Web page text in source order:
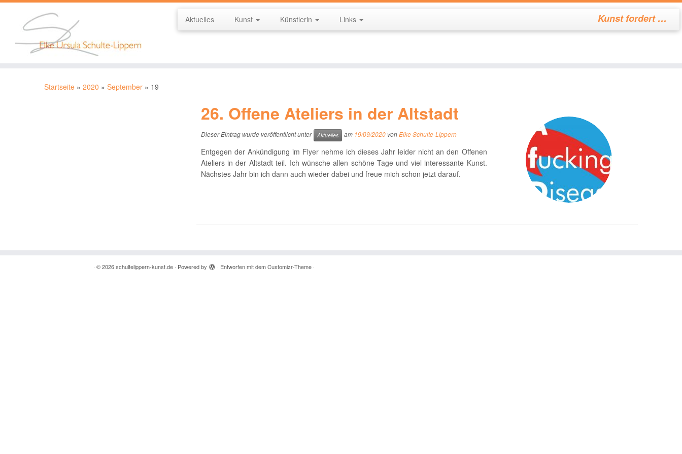
Kunst fordert …
Aktuelles Kunst Künstlerin Links
Startseite » 2020 » September » 19
26. Offene Ateliers in der Altstadt
Dieser Eintrag wurde veröffentlicht unter Aktuelles am 19/09/2020 vonElke Schulte-Lippern
Entgegen der Ankündigung im Flyer nehme ich dieses Jahr leider nicht an den Offenen
Ateliers in der Altstadt teil. Ich wünsche allen schöne Tage und viel interessante Kunst.
Nächstes Jahr bin ich dann auch wieder dabei und freue mich schon jetzt darauf.
· © 2026schultelippern-kunst.de · Powered by · Entworfen mit demCustomizr-Theme ·